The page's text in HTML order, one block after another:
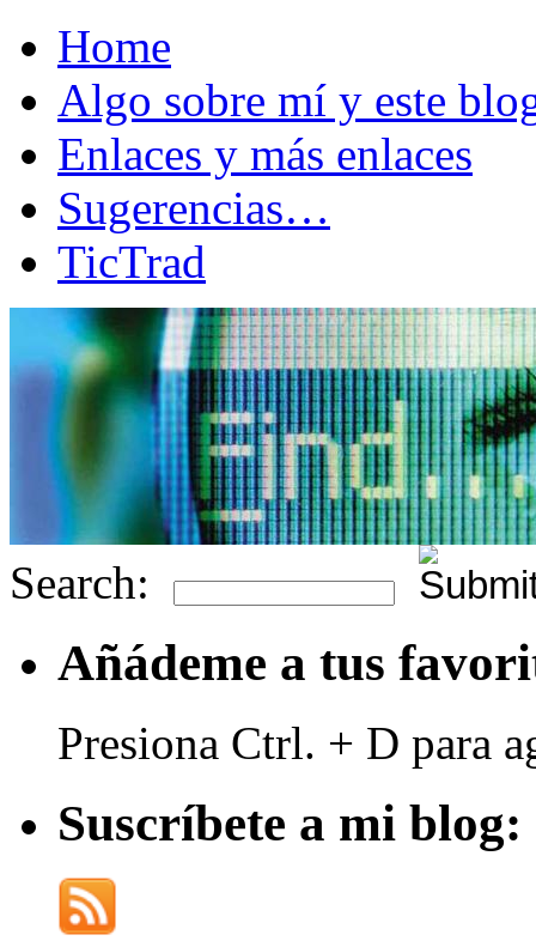
Home
Algo sobre mí y este
Enlaces y más enlaces
Sugerencias…
TicTrad
Search:
Añádeme a tus
Presiona Ctrl. + D para
Suscríbete a mi blog: